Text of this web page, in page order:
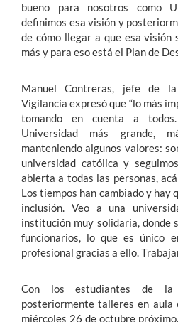
bueno para nosotros como
definimos esa visión y
de cómo llegar a que esa visión
más y para eso está el Plan de
Manuel Contreras, jefe de
Vigilancia expresó que “lo más
tomando en cuenta a
Universidad más grande,
manteniendo algunos valores:
universidad católica y
abierta a todas las personas,
Los tiempos han cambiado y hay
inclusión. Veo a una
institución muy solidaria, donde
funcionarios, lo que es único
profesional gracias a ello.
Con los estudiantes de la
posteriormente talleres en
miércoles 26 de octubre